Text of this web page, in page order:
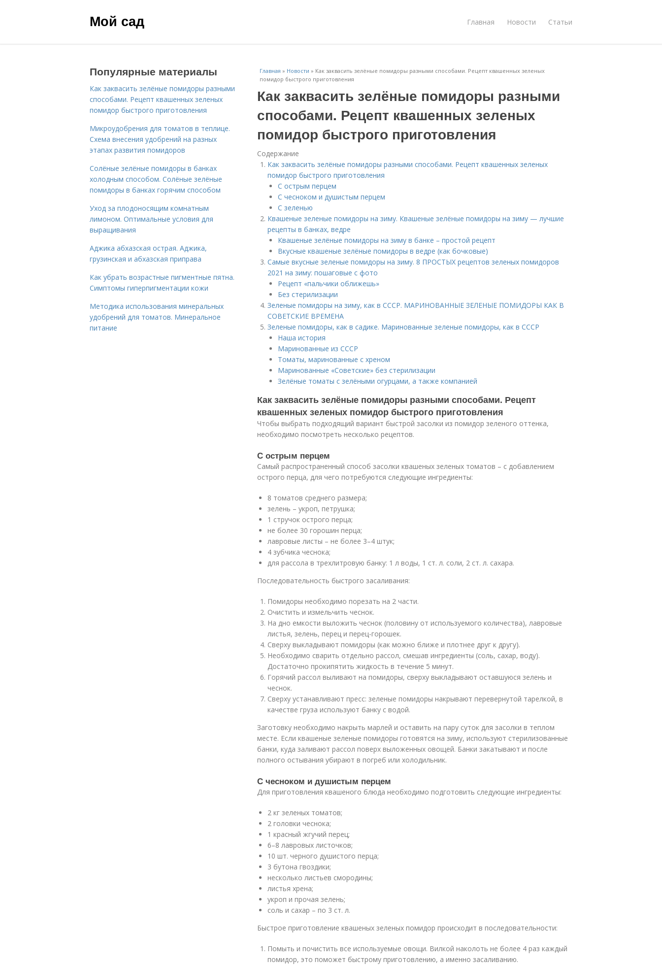
Мой сад Главная Новости Статьи
Главная » Новости » Как заквасить зелёные помидоры разными способами. Рецепт квашенных зеленых
помидор быстрого приготовления
Как заквасить зелёные помидоры разными
способами. Рецепт квашенных зеленых
помидор быстрого приготовления
Содержание
Как заквасить зелёные помидоры разными способами. Рецепт квашенных зеленых
помидор быстрого приготовления
С острым перцем
С чесноком и душистым перцем
С зеленью
Квашеные зеленые помидоры на зиму. Квашеные зелёные помидоры на зиму — лучшие
рецепты в банках, ведре
Квашеные зелёные помидоры на зиму в банке – простой рецепт
Вкусные квашеные зелёные помидоры в ведре (как бочковые)
Самые вкусные зеленые помидоры на зиму. 8 ПРОСТЫХ рецептов зеленых помидоров
2021 на зиму: пошаговые с фото
Рецепт «пальчики оближешь»
Без стерилизации
Зеленые помидоры на зиму, как в СССР. МАРИНОВАННЫЕ ЗЕЛЕНЫЕ ПОМИДОРЫ КАК В
СОВЕТСКИЕ ВРЕМЕНА
Зеленые помидоры, как в садике. Маринованные зеленые помидоры, как в СССР
Наша история
Маринованные из СССР
Томаты, маринованные с хреном
Маринованные «Советские» без стерилизации
Зелёные томаты с зелёными огурцами, а также компанией
Как заквасить зелёные помидоры разными способами. Рецепт
квашенных зеленых помидор быстрого приготовления
Чтобы выбрать подходящий вариант быстрой засолки из помидор зеленого оттенка,
необходимо посмотреть несколько рецептов.
С острым перцем
Самый распространенный способ засолки квашеных зеленых томатов – с добавлением
острого перца, для чего потребуются следующие ингредиенты:
8 томатов среднего размера;
зелень – укроп, петрушка;
1 стручок острого перца;
не более 30 горошин перца;
лавровые листы – не более 3–4 штук;
4 зубчика чеснока;
для рассола в трехлитровую банку: 1 л воды, 1 ст. л. соли, 2 ст. л. сахара.
Последовательность быстрого засаливания:
Помидоры необходимо порезать на 2 части.
Очистить и измельчить чеснок.
На дно емкости выложить чеснок (половину от используемого количества), лавровые
листья, зелень, перец и перец-горошек.
Сверху выкладывают помидоры (как можно ближе и плотнее друг к другу).
Необходимо сварить отдельно рассол, смешав ингредиенты (соль, сахар, воду).
Достаточно прокипятить жидкость в течение 5 минут.
Горячий рассол выливают на помидоры, сверху выкладывают оставшуюся зелень и
чеснок.
Сверху устанавливают пресс: зеленые помидоры накрывают перевернутой тарелкой, в
качестве груза используют банку с водой.
Заготовку необходимо накрыть марлей и оставить на пару суток для засолки в теплом
месте. Если квашеные зеленые помидоры готовятся на зиму, используют стерилизованные
банки, куда заливают рассол поверх выложенных овощей. Банки закатывают и после
полного остывания убирают в погреб или холодильник.
С чесноком и душистым перцем
Для приготовления квашеного блюда необходимо подготовить следующие ингредиенты:
2 кг зеленых томатов;
2 головки чеснока;
1 красный жгучий перец;
6–8 лавровых листочков;
10 шт. черного душистого перца;
3 бутона гвоздики;
несколько листьев смородины;
листья хрена;
укроп и прочая зелень;
соль и сахар – по 3 ст. л.
Быстрое приготовление квашеных зеленых помидор происходит в последовательности:
Помыть и почистить все используемые овощи. Вилкой наколоть не более 4 раз каждый
помидор, это поможет быстрому приготовлению, а именно засаливанию.
Популярные материалы
Как заквасить зелёные помидоры разными
способами. Рецепт квашенных зеленых
помидор быстрого приготовления
Микроудобрения для томатов в теплице.
Схема внесения удобрений на разных
этапах развития помидоров
Солёные зелёные помидоры в банках
холодным способом. Солёные зелёные
помидоры в банках горячим способом
Уход за плодоносящим комнатным
лимоном. Оптимальные условия для
выращивания
Аджика абхазская острая. Аджика,
грузинская и абхазская приправа
Как убрать возрастные пигментные пятна.
Симптомы гиперпигментации кожи
Методика использования минеральных
удобрений для томатов. Минеральное
питание